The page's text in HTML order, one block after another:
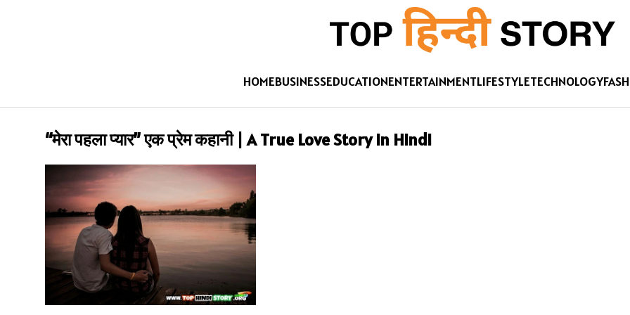
HOMEBUSINESSEDUCATIONENTERTAINMENTLIFESTYLETECHNOLOGY
“मेरा पहला प्यार” एक प्रेम कहानी | A True Love Story in Hindi